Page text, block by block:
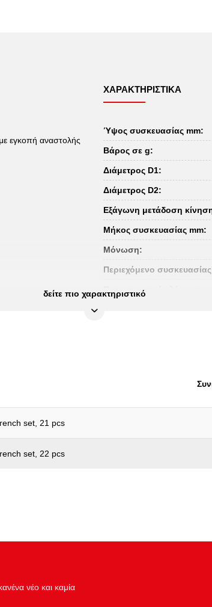
εγκοπή αναστολής
ΧΑΡΑΚΤΗΡΙΣΤΙΚΆ
Ύψος συσκευασίας mm:
Βάρος σε g:
Διάμετρος D1:
Διάμετρος D2:
Εξάγωνη μετάδοση
Μήκος συσκευασίας mm:
Μόνωση:
Περιεχόμενο
Πιστοποιητικό ελέγχου:
Υποδοχή σε ίντσες:
δείτε πιο χαρακτηριστικό
set, 21 pcs
set, 22 pcs
νέο και καμία